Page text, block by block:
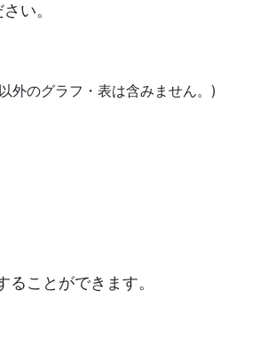
い。
外のグラフ・表は含みません。)
ことができます。